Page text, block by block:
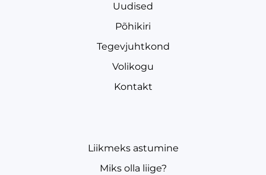
Uudised
Põhikiri
Tegevjuhtkond
Volikogu
Kontakt
Liikmeks astumine
Miks olla liige?